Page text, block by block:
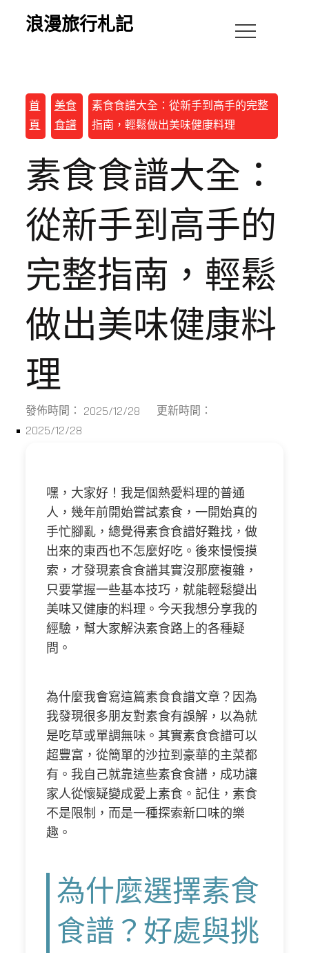
浪漫旅行札記
首
頁
美食
食譜
素食食譜大全：從新手到高手的完整
指南，輕鬆做出美味健康料理
素食食譜大全：
從新手到高手的
完整指南，輕鬆
做出美味健康料
理
發佈時間： 2025/12/28 更新時間：
2025/12/28
嘿，大家好！我是個熱愛料理的普通
人，幾年前開始嘗試素食，一開始真的
手忙腳亂，總覺得素食食譜好難找，做
出來的東西也不怎麼好吃。後來慢慢摸
索，才發現素食食譜其實沒那麼複雜，
只要掌握一些基本技巧，就能輕鬆變出
美味又健康的料理。今天我想分享我的
經驗，幫大家解決素食路上的各種疑
問。
為什麼我會寫這篇素食食譜文章？因為
我發現很多朋友對素食有誤解，以為就
是吃草或單調無味。其實素食食譜可以
超豐富，從簡單的沙拉到豪華的主菜都
有。我自己就靠這些素食食譜，成功讓
家人從懷疑變成愛上素食。記住，素食
不是限制，而是一種探索新口味的樂
趣。
為什麼選擇素食
食譜？好處與挑